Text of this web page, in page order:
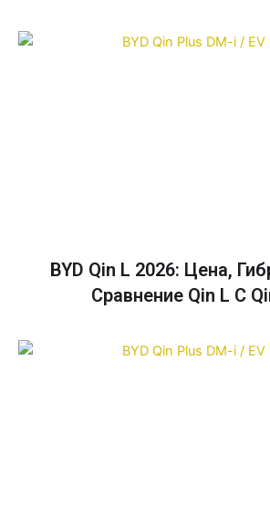
BYD Qin L 2026: Цена,
Сравнение Qin L С